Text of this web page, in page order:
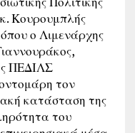
Κουρουμπλής
ο Λιμενάρχης
ΠΕΔΙΛΣ
τον
κατάσταση της
του